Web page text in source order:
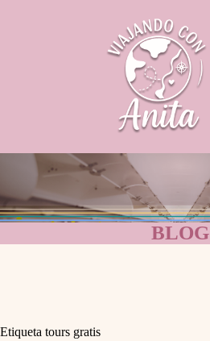
BLOG
Etiqueta tours gratis